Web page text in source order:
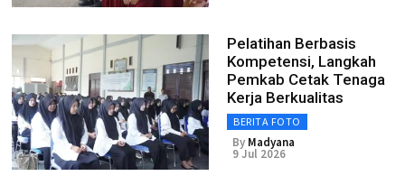
Pelatihan Berbasis
Kompetensi, Langkah
Pemkab Cetak Tenaga
Kerja Berkualitas
BERITA FOTO
By Madyana
9 Jul 2026